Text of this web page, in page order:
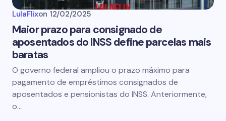
LulaFlixon 12/02/2025
Maior prazo para consignado de
aposentados do INSS define parcelas mais
baratas
O governo federal ampliou o prazo máximo para
pagamento de empréstimos consignados de
aposentados e pensionistas do INSS. Anteriormente,
o…